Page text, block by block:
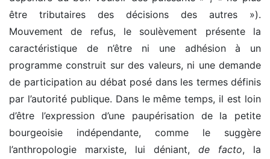
être tributaires des décisions des autres »).
Mouvement de refus, le soulèvement présente la
caractéristique de n’être ni une adhésion à un
programme construit sur des valeurs, ni une demande
de participation au débat posé dans les termes définis
par l’autorité publique. Dans le même temps, il est loin
d’être l’expression d’une paupérisation de la petite
bourgeoisie indépendante, comme le suggère
l’anthropologie marxiste, lui déniant, de facto, la